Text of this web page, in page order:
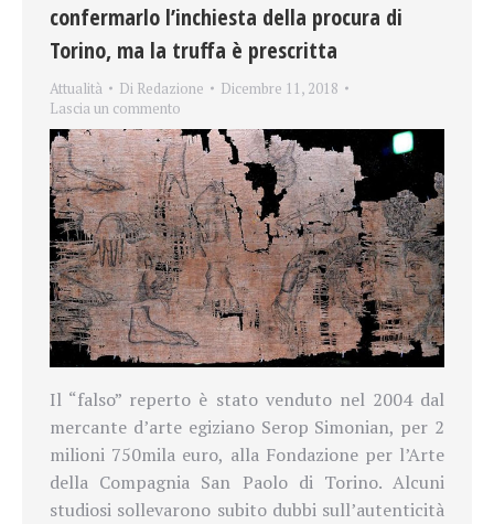
confermarlo l’inchiesta della procura di
Torino, ma la truffa è prescritta
Attualità Di Redazione
Dicembre 11, 2018
Lascia un commento
Il “falso” reperto è stato venduto nel 2004 dal
mercante d’arte egiziano Serop Simonian, per 2
milioni 750mila euro, alla Fondazione per l’Arte
della Compagnia San Paolo di Torino. Alcuni
studiosi sollevarono subito dubbi sull’autenticità